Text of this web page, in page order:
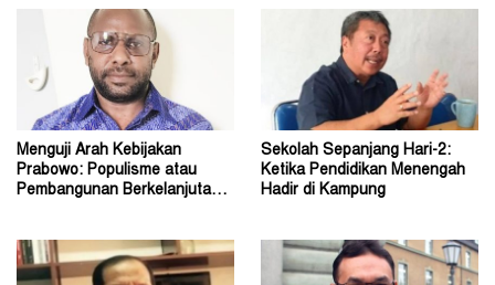
Menguji Arah Kebijakan
Prabowo: Populisme atau
Pembangunan Berkelanjutan?
Sekolah Sepanjang Hari-2:
Ketika Pendidikan Menengah
Hadir di Kampung